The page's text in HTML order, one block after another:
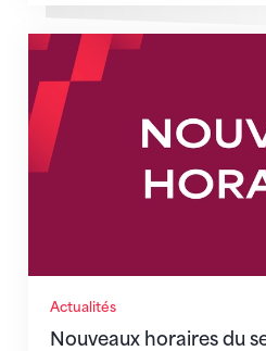
Actualités
Nouveaux horaires du
Nouveaux horaires du